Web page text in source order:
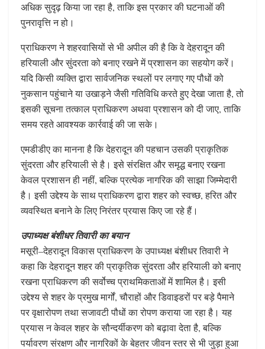
अधिक सुदृढ़ किया जा रहा है, ताकि इस प्रकार की घटनाओं की
पुनरावृत्ति न हो।
प्राधिकरण ने शहरवासियों से भी अपील की है कि वे देहरादून की
हरियाली और सुंदरता को बनाए रखने में प्रशासन का सहयोग करें।
यदि किसी व्यक्ति द्वारा सार्वजनिक स्थलों पर लगाए गए पौधों को
नुकसान पहुंचाने या उखाड़ने जैसी गतिविधि करते हुए देखा जाता है, तो
इसकी सूचना तत्काल प्राधिकरण अथवा प्रशासन को दी जाए, ताकि
समय रहते आवश्यक कार्रवाई की जा सके।
एमडीडीए का मानना है कि देहरादून की पहचान उसकी प्राकृतिक
सुंदरता और हरियाली से है। इसे संरक्षित और समृद्ध बनाए रखना
केवल प्रशासन ही नहीं, बल्कि प्रत्येक नागरिक की साझा जिम्मेदारी
है। इसी उद्देश्य के साथ प्राधिकरण द्वारा शहर को स्वच्छ, हरित और
व्यवस्थित बनाने के लिए निरंतर प्रयास किए जा रहे हैं।
उपाध्यक्ष बंशीधर तिवारी का बयान
मसूरी–देहरादून विकास प्राधिकरण के उपाध्यक्ष बंशीधर तिवारी ने
कहा कि देहरादून शहर की प्राकृतिक सुंदरता और हरियाली को बनाए
रखना प्राधिकरण की सर्वोच्च प्राथमिकताओं में शामिल है। इसी
उद्देश्य से शहर के प्रमुख मार्गों, चौराहों और डिवाइडरों पर बड़े पैमाने
पर वृक्षारोपण तथा सजावटी पौधों का रोपण कराया जा रहा है। यह
प्रयास न केवल शहर के सौन्दर्यीकरण को बढ़ावा देता है, बल्कि
पर्यावरण संरक्षण और नागरिकों के बेहतर जीवन स्तर से भी जुड़ा हुआ